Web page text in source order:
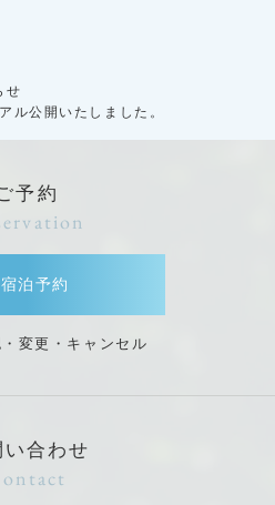
せ
ル公開いたしました。
予約
泊予約
変更・キャンセル
い合わせ